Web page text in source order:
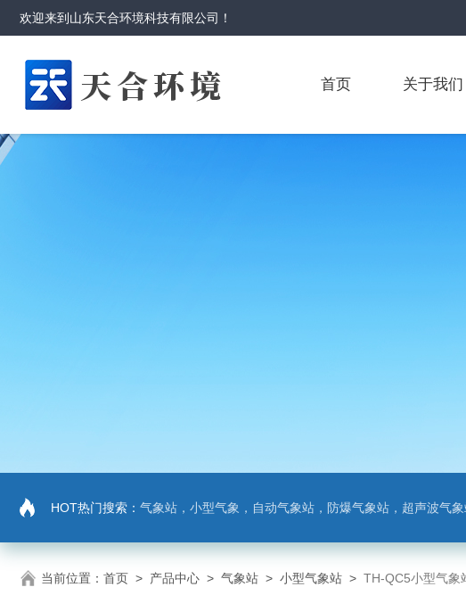
欢迎来到 山东天合环境科技有限公司 ！
首页 关于我们
HOT热门搜索： 气象站，小型气象，自动气象站，防爆气象站，超声波气象站，土壤墒情监测站，负氧离子监测站，微气
当前位置： 首页 > 产品中心 > 气象站 > 小型气象站 > TH-QC5小型气象